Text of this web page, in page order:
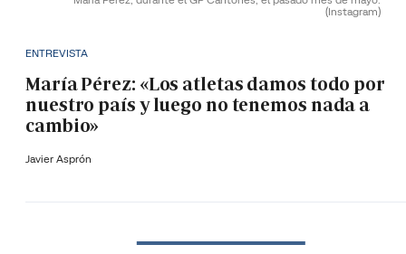
(Instagram)
ENTREVISTA
María Pérez: «Los atletas damos todo por
nuestro país y luego no tenemos nada a
cambio»
Javier Asprón